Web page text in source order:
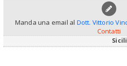
Manda una email al Dott. Vittorio
Contatti